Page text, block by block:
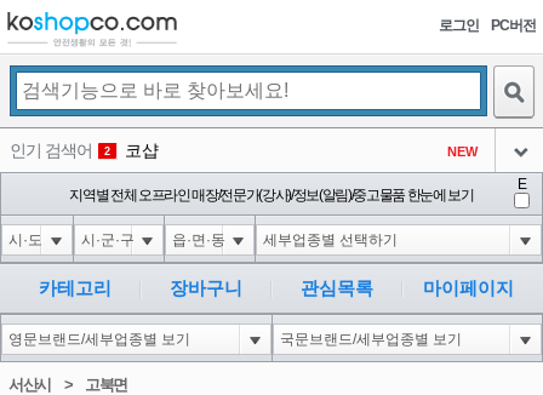
로그인 PC버전
인기 검색어 2 코샵 NEW
3 익스
아이콘
4 미끄럼방지
아이콘
5 대성설렁탕
아이콘
-16
6 1'"
아이콘
0
1
지역별 전체 오프라인 매장/전문가(강사)/정보(알림)/중고물품 한눈에 보기
E
카테고리 장바구니 관심목록 마이페이지
서산시 > 고북면